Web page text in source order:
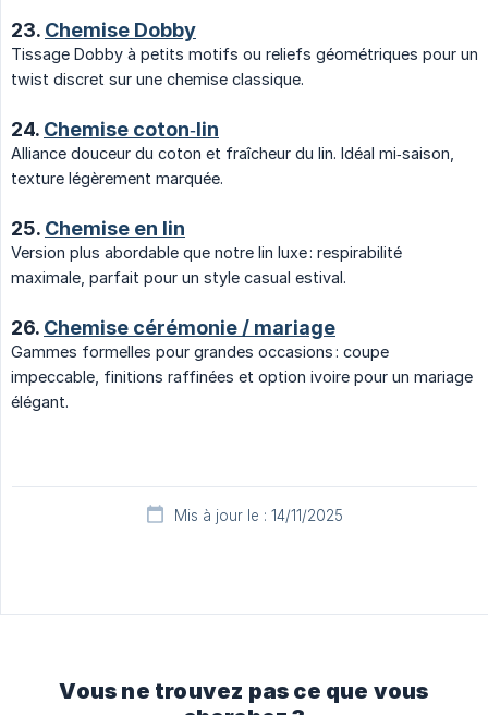
23. Chemise Dobby
Tissage Dobby à petits motifs ou reliefs géométriques pour un
twist discret sur une chemise classique.
24. Chemise coton‑lin
Alliance douceur du coton et fraîcheur du lin. Idéal mi‑saison,
texture légèrement marquée.
25. Chemise en lin
Version plus abordable que notre lin luxe : respirabilité
maximale, parfait pour un style casual estival.
26. Chemise cérémonie / mariage
Gammes formelles pour grandes occasions : coupe
impeccable, finitions raffinées et option ivoire pour un mariage
élégant.
Mis à jour le : 14/11/2025
Vous ne trouvez pas ce que vous